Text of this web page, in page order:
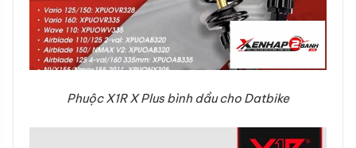
Phuộc X1R X Plus bình dầu cho Datbike